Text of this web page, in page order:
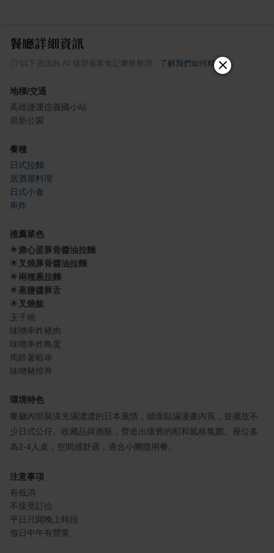
餐廳詳細資訊
以下資訊由 AI 從部落客食記彙整整理 了解我們如何精選
地標/交通
高雄捷運信義國小站
鼎新公園
餐種
日式拉麵
居酒屋料理
日式小食
串炸
推薦菜色
🌟溏心蛋豚骨醬油拉麵
🌟叉燒豚骨醬油拉麵
🌟兩種蔥拉麵
🌟蔥鹽醬豚舌
🌟叉燒飯
玉子燒
味噌串炸豬肉
味噌串炸鳥蛋
馬鈴薯蝦串
味噌豬排丼
環境特色
餐廳內部裝潢充滿濃濃的日本風情，牆面貼滿漫畫內頁，並擺放不
少日式公仔、收藏品與酒瓶，營造出懷舊的昭和風格氛圍。座位多
為2-4人桌，空間感舒適，適合小團體用餐。
注意事項
有低消
不接受訂位
平日只開晚上時段
假日中午有營業